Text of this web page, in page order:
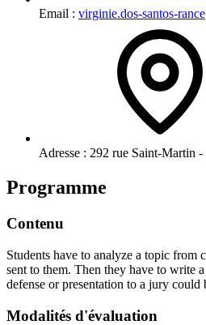
Email : virginie.dos-santos-
Adresse : 292 rue Saint-Martin
Programme
Contenu
Students have to analyze a topic from
sent to them. Then they have to write
defense or presentation to a jury could
Modalités d'évaluation